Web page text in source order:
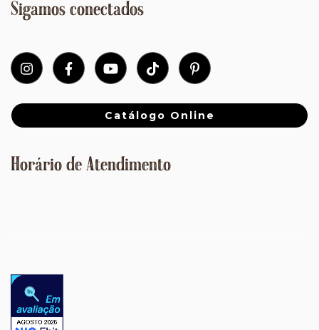
Sigamos conectados
Catálogo Online
Horário de Atendimento